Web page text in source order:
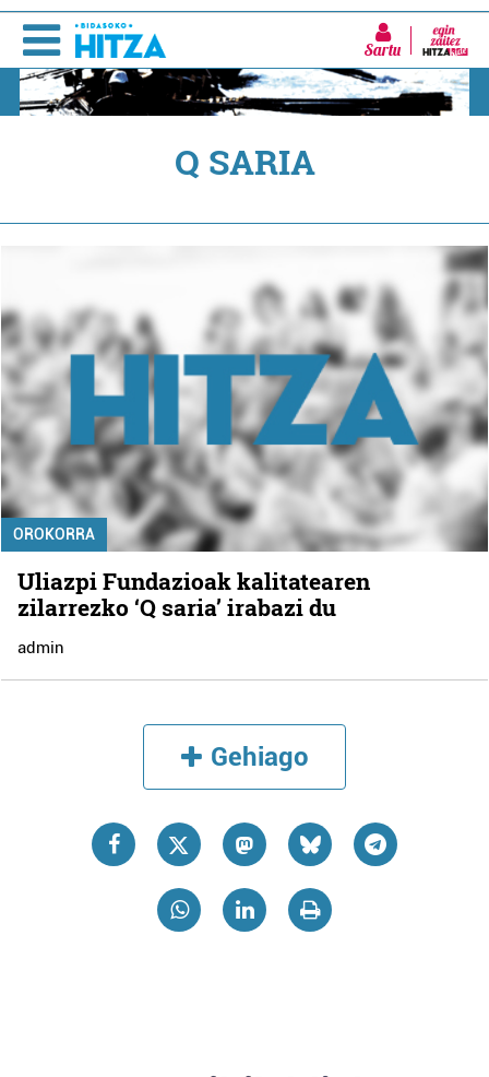
Sartu
Q SARIA
OROKORRA
Uliazpi Fundazioak kalitatearen
zilarrezko ‘Q saria’ irabazi du
admin
Gehiago